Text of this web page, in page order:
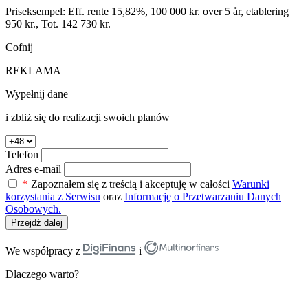
Priseksempel: Eff. rente 15,82%, 100 000 kr. over 5 år, etablering
950 kr., Tot. 142 730 kr.
Cofnij
REKLAMA
Wypełnij dane
i zbliż się do realizacji swoich planów
Telefon
Adres e-mail
* Zapoznałem się z treścią i akceptuję w całości Warunki
korzystania z Serwisu oraz Informację o Przetwarzaniu Danych
Osobowych.
Przejdź dalej
We współpracy z
i
Dlaczego warto?